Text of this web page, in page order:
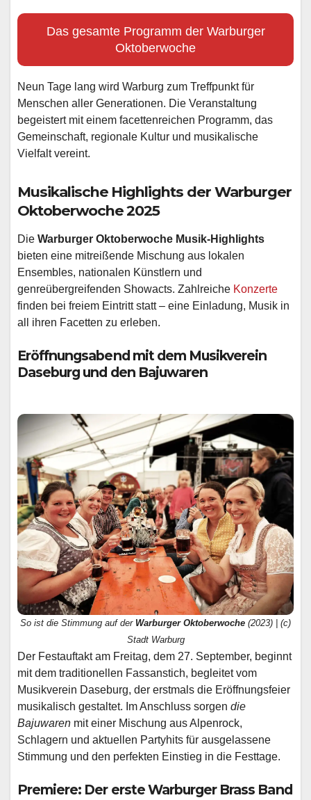
Das gesamte Programm der Warburger
Oktoberwoche
Neun Tage lang wird Warburg zum Treffpunkt für
Menschen aller Generationen. Die Veranstaltung
begeistert mit einem facettenreichen Programm, das
Gemeinschaft, regionale Kultur und musikalische
Vielfalt vereint.
Musikalische Highlights der Warburger
Oktoberwoche 2025
Die Warburger Oktoberwoche Musik-Highlights
bieten eine mitreißende Mischung aus lokalen
Ensembles, nationalen Künstlern und
genreübergreifenden Showacts. Zahlreiche Konzerte
finden bei freiem Eintritt statt – eine Einladung, Musik in
all ihren Facetten zu erleben.
Eröffnungsabend mit dem Musikverein
Daseburg und den Bajuwaren
So ist die Stimmung auf der Warburger Oktoberwoche (2023) | (c)
Stadt Warburg
Der Festauftakt am Freitag, dem 27. September, beginnt
mit dem traditionellen Fassanstich, begleitet vom
Musikverein Daseburg, der erstmals die Eröffnungsfeier
musikalisch gestaltet. Im Anschluss sorgen die
Bajuwaren mit einer Mischung aus Alpenrock,
Schlagern und aktuellen Partyhits für ausgelassene
Stimmung und den perfekten Einstieg in die Festtage.
Premiere: Der erste Warburger Brass Band